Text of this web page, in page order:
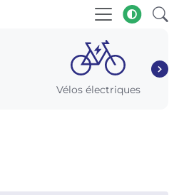
Vélos électriques